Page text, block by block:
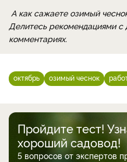
А как сажаете озимый
Делитесь рекомендациями
комментариях.
октябрь озимый чеснок
Пройдите тест!
хороший садовод!
5 вопросов от экспертов